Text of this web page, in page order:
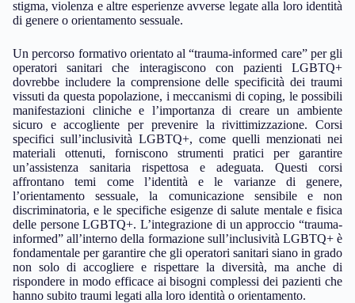
stigma, violenza e altre esperienze avverse legate alla loro identità
di genere o orientamento sessuale.
Un percorso formativo orientato al “trauma-informed care” per gli
operatori sanitari che interagiscono con pazienti LGBTQ+
dovrebbe includere la comprensione delle specificità dei traumi
vissuti da questa popolazione, i meccanismi di coping, le possibili
manifestazioni cliniche e l’importanza di creare un ambiente
sicuro e accogliente per prevenire la rivittimizzazione. Corsi
specifici sull’inclusività LGBTQ+, come quelli menzionati nei
materiali ottenuti, forniscono strumenti pratici per garantire
un’assistenza sanitaria rispettosa e adeguata. Questi corsi
affrontano temi come l’identità e le varianze di genere,
l’orientamento sessuale, la comunicazione sensibile e non
discriminatoria, e le specifiche esigenze di salute mentale e fisica
delle persone LGBTQ+. L’integrazione di un approccio “trauma-
informed” all’interno della formazione sull’inclusività LGBTQ+ è
fondamentale per garantire che gli operatori sanitari siano in grado
non solo di accogliere e rispettare la diversità, ma anche di
rispondere in modo efficace ai bisogni complessi dei pazienti che
hanno subito traumi legati alla loro identità o orientamento.